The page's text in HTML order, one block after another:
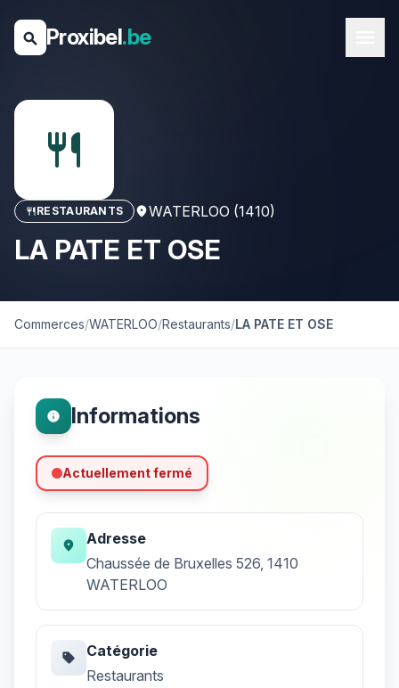
search Proxibel.be
restaurant
restaurantRESTAURANTS location_onWATERLOO (1410)
LA PATE ET OSE
Commerces/WATERLOO/Restaurants/LA PATE ET OSE
info Informations
Actuellement fermé
location_on
Adresse
Chaussée de Bruxelles 526, 1410
WATERLOO
sell
Catégorie
Restaurants